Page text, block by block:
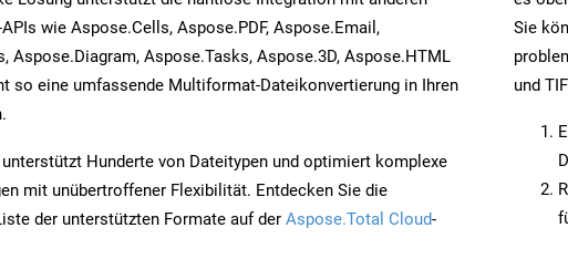
wie Aspose.Cells, Aspose.PDF, Aspose.Email,
Aspose.Diagram, Aspose.Tasks, Aspose.3D, Aspose.HTML
so eine umfassende Multiformat-Dateikonvertierung in Ihren
Hunderte von Dateitypen und optimiert komplexe
mit unübertroffener Flexibilität. Entdecken Sie die
der unterstützten Formate auf der Aspose.Total Cloud-
Sie
und